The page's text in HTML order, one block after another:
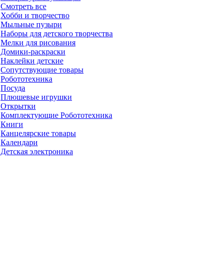
Смотреть все
Хобби и творчество
Мыльные пузыри
Наборы для детского творчества
Мелки для рисования
Домики-раскраски
Наклейки детские
Сопутствующие товары
Робототехника
Посуда
Плюшевые игрушки
Открытки
Комплектующие Робототехника
Книги
Канцелярские товары
Календари
Детская электроника